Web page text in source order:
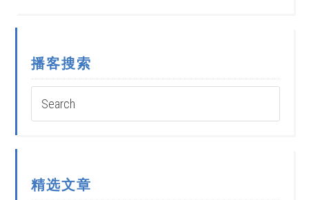
播客搜索
精选文章